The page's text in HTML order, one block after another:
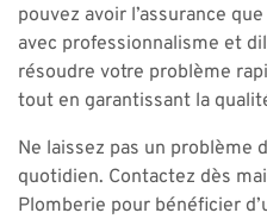
pouvez avoir l’assurance
avec professionnalisme et
résoudre votre problème
tout en garantissant la
Ne laissez pas un problème
quotidien. Contactez dès
Plomberie pour bénéficier